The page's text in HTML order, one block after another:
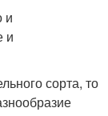
сорта, то